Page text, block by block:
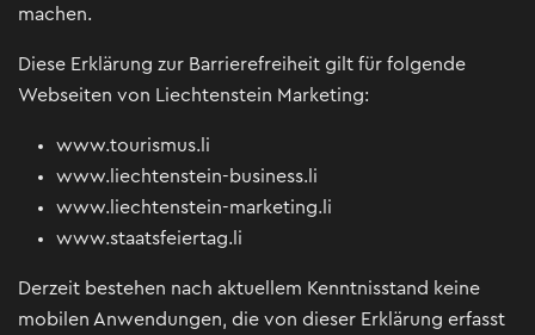
machen.
Diese Erklärung zur Barrierefreiheit gilt für folgende
Webseiten von Liechtenstein Marketing:
www.tourismus.li
www.liechtenstein-business.li
www.liechtenstein-marketing.li
www.staatsfeiertag.li
Derzeit bestehen nach aktuellem Kenntnisstand keine
mobilen Anwendungen, die von dieser Erklärung erfasst